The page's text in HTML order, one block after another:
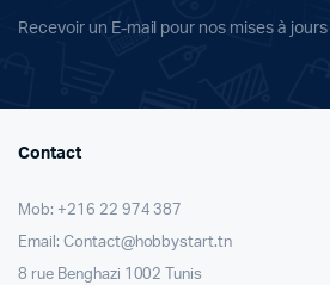
Recevoir un E-mail pour nos mises à jours
Contact
Mob: +216 22 974 387
Email: Contact@hobbystart.tn
8 rue Benghazi 1002 Tunis